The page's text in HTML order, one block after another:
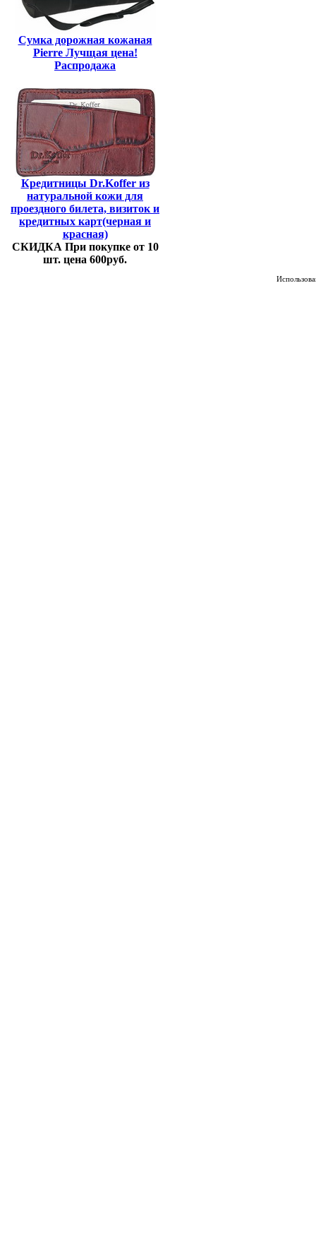
Сумка дорожная кожаная
Pierre Лучщая цена!
Распродажа
Кредитницы Dr.Koffer из
натуральной кожи для
проездного билета, визиток и
кредитных карт(черная и
красная)
СКИДКА При покупке от 10
шт. цена 600руб.